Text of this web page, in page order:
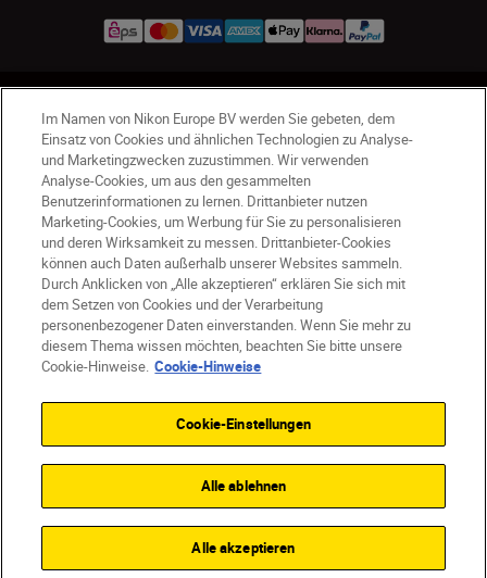
AT Nikon Sites
Kontaktieren Sie uns
Datenschutzhinweis
Nutzungsbedingungen
Geschäftsbedingungen des Nikon Stores
Cookie-Hinweise
Barrierefreiheit
Cookie-Einstellungen
© 2026 Nikon
SKIP
Im Namen von Nikon Europe BV werden Sie gebeten, dem
Einsatz von Cookies und ähnlichen Technologien zu Analyse-
und Marketingzwecken zuzustimmen. Wir verwenden
Analyse-Cookies, um aus den gesammelten
Benutzerinformationen zu lernen. Drittanbieter nutzen
Marketing-Cookies, um Werbung für Sie zu personalisieren
und deren Wirksamkeit zu messen. Drittanbieter-Cookies
können auch Daten außerhalb unserer Websites sammeln.
Durch Anklicken von „Alle akzeptieren“ erklären Sie sich mit
dem Setzen von Cookies und der Verarbeitung
personenbezogener Daten einverstanden. Wenn Sie mehr zu
diesem Thema wissen möchten, beachten Sie bitte unsere
Cookie-Hinweise. Cookie-Hinweise
Cookie-Einstellungen
Alle ablehnen
Alle akzeptieren